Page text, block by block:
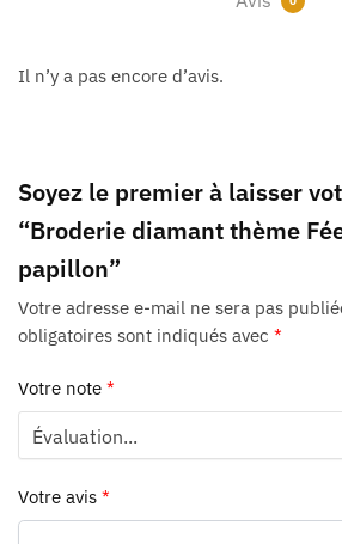
Il n’y a pas encore d’avis.
Soyez le premier à laisser
“Broderie diamant thème
papillon”
Votre adresse e-mail ne sera pas
obligatoires sont indiqués avec *
Votre note *
Votre avis *